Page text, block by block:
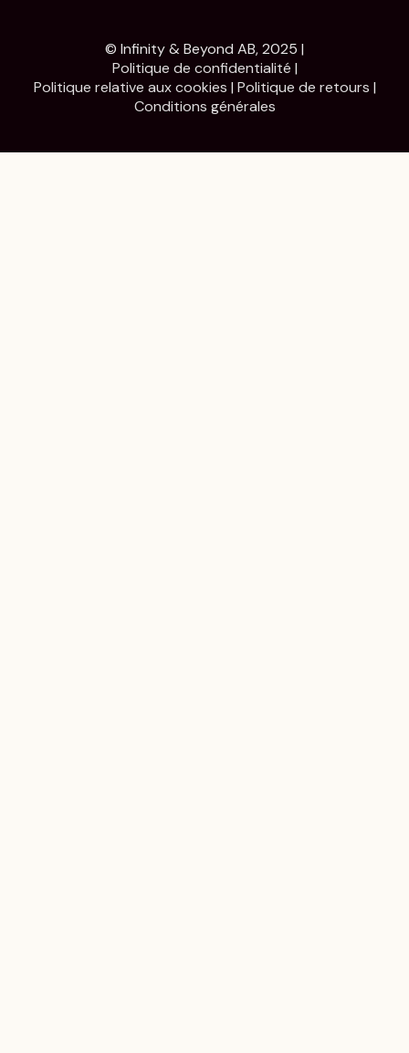
© Infinity & Beyond AB, 2025 |
Politique de confidentialité |
Politique relative aux cookies | Politique de retours |
Conditions générales